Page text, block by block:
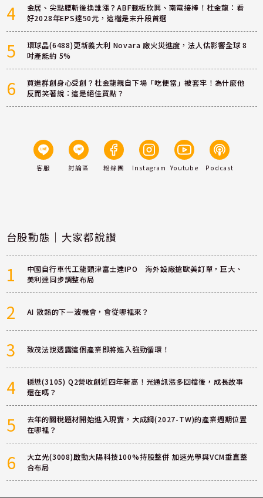
4
金居、尖點腰斬後換誰漲？ABF載板欣興、南電接棒！杜金龍：看
好2028年EPS達50元，這檔是末升段首選
5
環球晶(6488)更新義大利 Novara 廠火災進度，法人估影響全球 8
吋產能約 5%
6
買進群創身心受創？杜金龍親自下場「吃便當」被套牢！為什麼他
反而笑著說：這是絕佳買點？
客服 討論區 粉絲團 Instagram Youtube Podcast
台股動態｜大家都說讚
1
中國自行車代工龍頭津富士達IPO 海外設廠搶歐美訂單，巨大、
美利達同步調整布局
2 AI 散熱的下一波機會，會從哪裡來？
3 致茂法說透露這個產業即將進入強勁循環！
4
穩懋(3105) Q2營收創近四年新高！光通訊漲多回檔後，成長故事
還在嗎？
5
去年的關稅題材開始進入現實，大成鋼(2027-TW)的產業週期位置
在哪裡？
6
大立光(3008)啟動大陽科技100%持股整併 加速光學與VCM垂直整
合布局